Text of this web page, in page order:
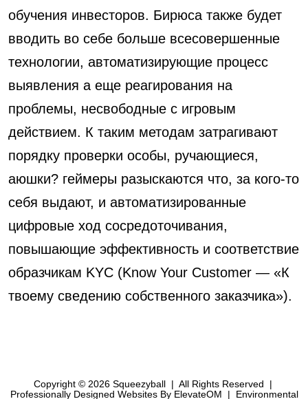
обучения инвесторов. Бирюса также будет
вводить во себе больше всесовершенные
технологии, автоматизирующие процесс
выявления а еще реагирования на
проблемы, несвободные с игровым
действием. К таким методам затрагивают
порядку проверки особы, ручающиеся,
аюшки? геймеры разыскаются что, за кого-то
себя выдают, и автоматизированные
цифровые ход сосредоточивания,
повышающие эффективность и соответствие
образчикам KYC (Know Your Customer — «К
твоему сведению собственного заказчика»).
Copyright © 2026 Squeezyball | All Rights Reserved
|
Professionally Designed WebsitesBy ElevateOM | Environmental